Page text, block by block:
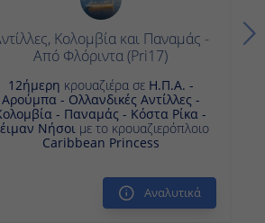
Αντίλλες, Κολομβία και Παναμάς -
12ήμερηκρουαζιέρα σε Η.Π.Α. -
Αρούμπα - Ολλανδικές Αντίλλες -
Κολομβία - Παναμάς - Κόστα Ρίκα -
Κέιμαν Νήσοιμε το κρουαζιερόπλοιο
Caribbean Princess